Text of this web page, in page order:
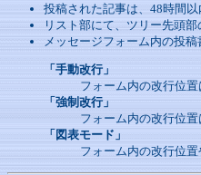
投稿された記事は、48時間
リスト部にて、ツリー先頭
メッセージフォーム内の投
「手動改行」
フォーム内の改行位置
「強制改行」
フォーム内の改行位
「図表モード」
フォーム内の改行位